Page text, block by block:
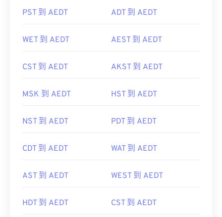
PST 到 AEDT ADT 到 AEDT
WET 到 AEDT AEST 到 AEDT
CST 到 AEDT AKST 到 AEDT
MSK 到 AEDT HST 到 AEDT
NST 到 AEDT PDT 到 AEDT
CDT 到 AEDT WAT 到 AEDT
AST 到 AEDT WEST 到 AEDT
HDT 到 AEDT CST 到 AEDT